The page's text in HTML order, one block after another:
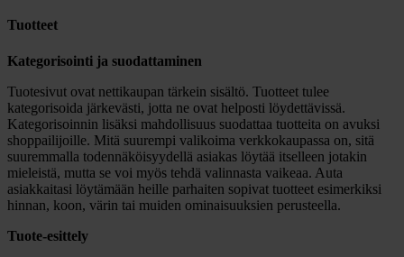
Tuotteet
Kategorisointi ja suodattaminen
Tuotesivut ovat nettikaupan tärkein sisältö. Tuotteet tulee
kategorisoida järkevästi, jotta ne ovat helposti löydettävissä.
Kategorisoinnin lisäksi mahdollisuus suodattaa tuotteita on avuksi
shoppailijoille. Mitä suurempi valikoima verkkokaupassa on, sitä
suuremmalla todennäköisyydellä asiakas löytää itselleen jotakin
mieleistä, mutta se voi myös tehdä valinnasta vaikeaa. Auta
asiakkaitasi löytämään heille parhaiten sopivat tuotteet esimerkiksi
hinnan, koon, värin tai muiden ominaisuuksien perusteella.
Tuote-esittely